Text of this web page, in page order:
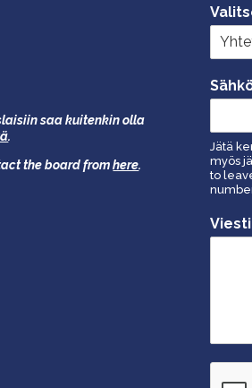
saa kuitenkin olla
.
the board fromhere.
Jätä
myös
to